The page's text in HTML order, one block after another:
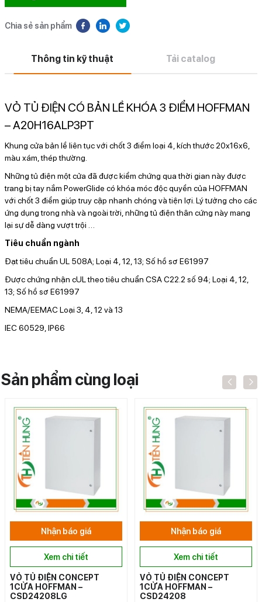
Chia sẻ sản phẩm
Thông tin kỹ thuật Tải catalog
VỎ TỦ ĐIỆN CÓ BẢN LỀ KHÓA 3 ĐIỂM HOFFMAN
– A20H16ALP3PT
Khung cửa bản lề liên tục với chốt 3 điểm loại 4, kích thước 20x16x6,
màu xám, thép thường.
Những tủ điện một cửa đã được kiểm chứng qua thời gian này được
trang bị tay nắm PowerGlide có khóa móc độc quyền của HOFFMAN
với chốt 3 điểm giúp truy cập nhanh chóng và tiện lợi. Lý tưởng cho các
ứng dụng trong nhà và ngoài trời, những tủ điện thân cứng này mang
lại sự dễ dàng vượt trội
Tiêu chuẩn ngành
Đạt tiêu chuẩn UL 508A; Loại 4, 12, 13; Số hồ sơ E61997
Được chứng nhận cUL theo tiêu chuẩn CSA C22.2 số 94; Loại 4, 12,
13; Số hồ sơ E61997
NEMA/EEMAC Loại 3, 4, 12 và 13
IEC 60529, IP66
Sản phẩm cùng loại
Nhận báo giá
Xem chi tiết
VỎ TỦ ĐIỆN CONCEPT
1CỬA HOFFMAN –
CSD24208LG
Nhận báo giá
Xem chi tiết
VỎ TỦ ĐIỆN CONCEPT
1CỬA HOFFMAN –
CSD24208